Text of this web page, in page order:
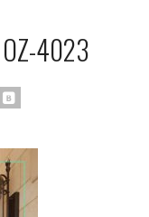
OZ-4023